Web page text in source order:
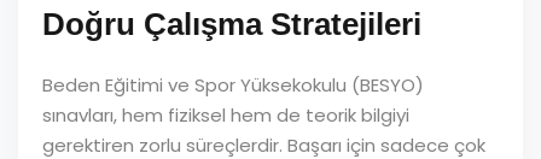
Doğru Çalışma Stratejileri
Beden Eğitimi ve Spor Yüksekokulu (BESYO)
sınavları, hem fiziksel hem de teorik bilgiyi
gerektiren zorlu süreçlerdir. Başarı için sadece çok